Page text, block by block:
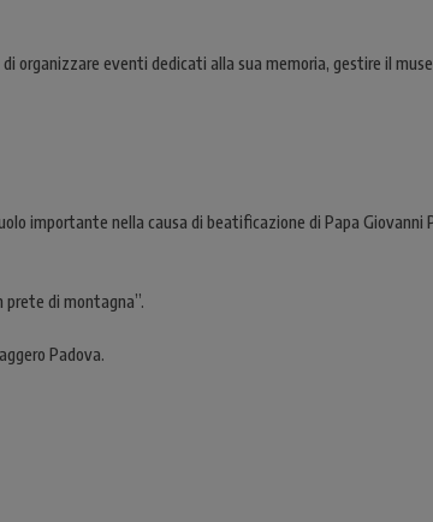
organizzare eventi dedicati alla sua memoria, gestire il
importante nella causa di beatificazione di Papa Giovanni
prete di montagna”.
Padova.